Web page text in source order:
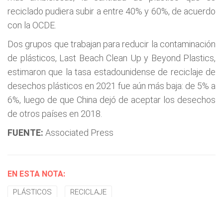
reciclado pudiera subir a entre 40% y 60%, de acuerdo
con la OCDE.
Dos grupos que trabajan para reducir la contaminación
de plásticos, Last Beach Clean Up y Beyond Plastics,
estimaron que la tasa estadounidense de reciclaje de
desechos plásticos en 2021 fue aún más baja: de 5% a
6%, luego de que China dejó de aceptar los desechos
de otros países en 2018.
FUENTE: Associated Press
EN ESTA NOTA:
PLÁSTICOS RECICLAJE